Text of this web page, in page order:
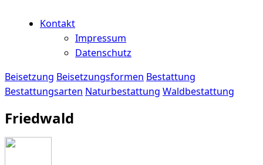
Kontakt
Impressum
Datenschutz
Beisetzung Beisetzungsformen Bestattung
Bestattungsarten Naturbestattung Waldbestattung
Friedwald